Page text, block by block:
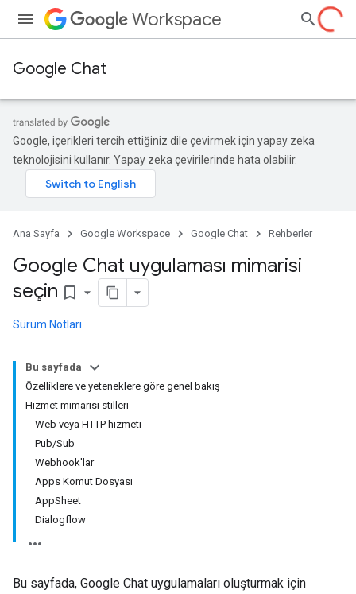
Workspace
Google Chat
Google, içerikleri tercih ettiğiniz dile çevirmek için yapay zeka
teknolojisini kullanır. Yapay zeka çevirilerinde hata olabilir.
Ana Sayfa Google Workspace Google Chat Rehberler
Google Chat uygulaması mimarisi
seçin bookmark_border
Sürüm Notları
Bu sayfada
Özelliklere ve yeteneklere göre genel bakış
Hizmet mimarisi stilleri
Web veya HTTP hizmeti
Pub/Sub
Webhook'lar
Apps Komut Dosyası
AppSheet
Dialogflow
Bu sayfada, Google Chat uygulamaları oluşturmak için